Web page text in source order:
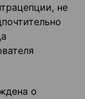
не
о